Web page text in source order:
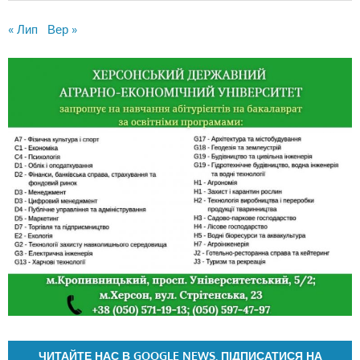
« Лип Вер »
ЧИТАЙТЕ НАС В GOOGLE NEWS. ПІДПИСАТИСЯ НА